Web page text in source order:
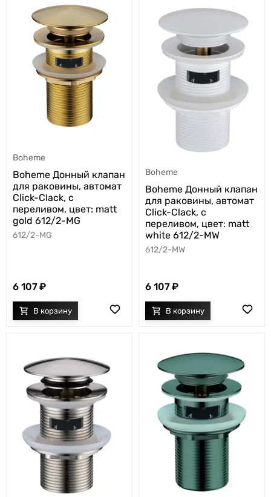
Boheme
Boheme Донный клапан
для раковины, автомат
Click-Clack, с
переливом, цвет: matt
gold 612/2-MG
612/2-MG
6 107
Boheme
Boheme Донный клапан
для раковины, автомат
Click-Clack, с
переливом, цвет: matt
white 612/2-MW
612/2-MW
6 107